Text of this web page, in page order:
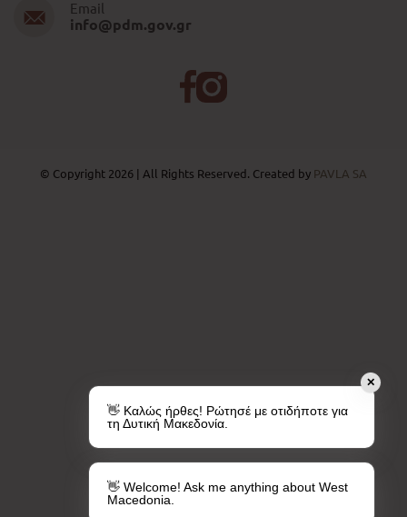
Email
info@pdm.gov.gr
© Copyright 2026 | All Rights Reserved. Created by PAVLA SA
✕
👋 Καλώς ήρθες! Ρώτησέ με οτιδήποτε για
τη Δυτική Μακεδονία.
👋 Welcome! Ask me anything about West
Macedonia.